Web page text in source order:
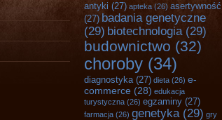
antyki (27) apteka (26) asertywność
(27) badania genetyczne
(29) biotechnologia (29)
budownictwo (32)
choroby (34)
diagnostyka(27) dieta (26) e-
commerce (28) edukacja
turystyczna (26) egzaminy (27)
farmacja (26) genetyka (29) gry